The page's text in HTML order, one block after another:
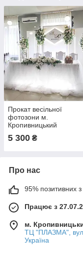
Прокат весільної
фотозони м.
Кропивницький
5 300 ₴
Про нас
95% позитивних з
Працює з
м.
ТЦ "ПЛАЗМА",
Україна